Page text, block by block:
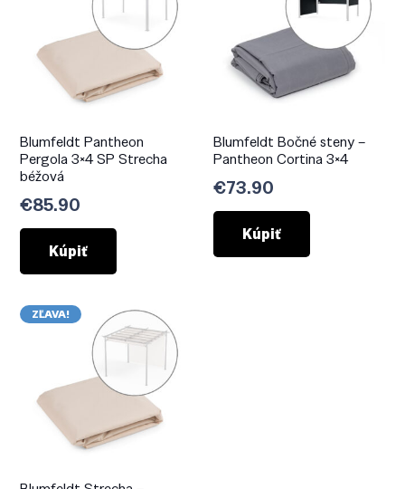
Blumfeldt Pantheon
Pergola 3×4 SP Strecha
béžová
€85.90
Kúpiť
Blumfeldt Bočné steny –
Pantheon Cortina 3×4
€73.90
Kúpiť
ZĽAVA!